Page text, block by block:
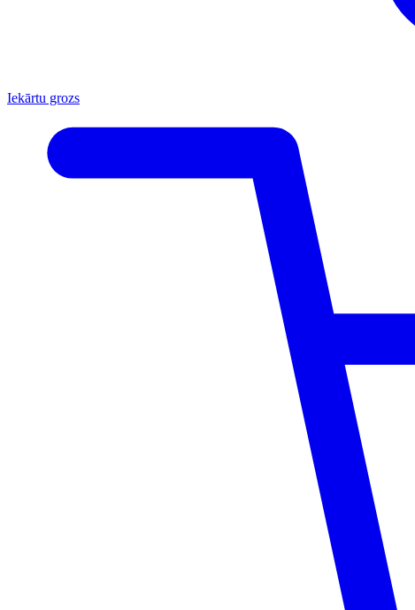
Iekārtu grozs